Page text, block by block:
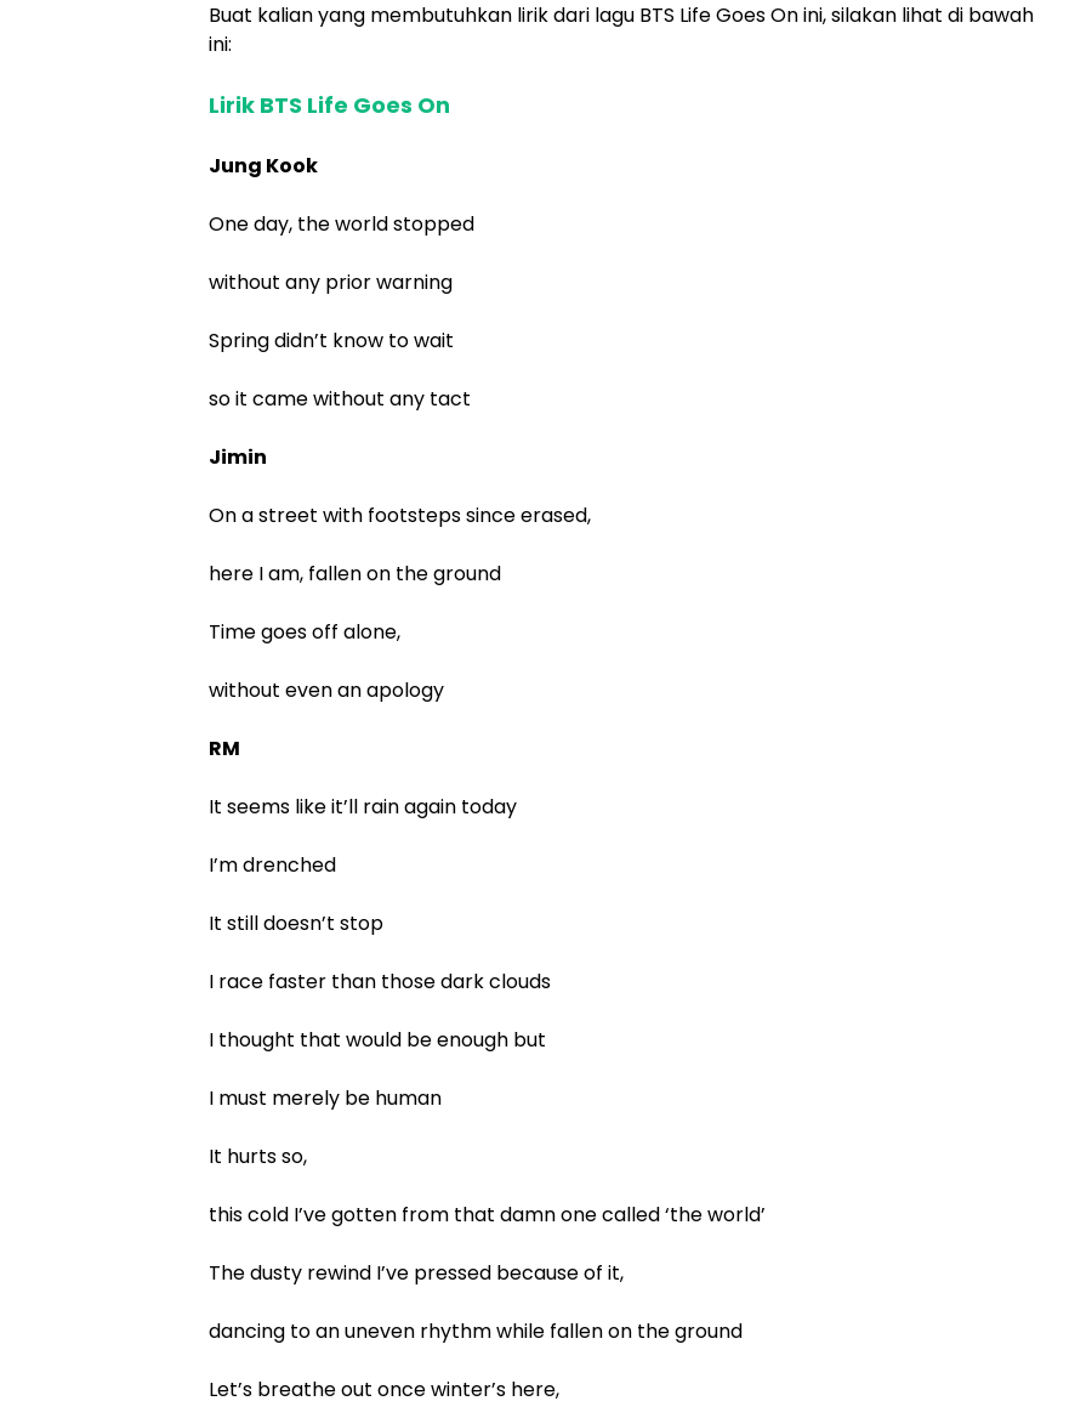
Buat kalian yang membutuhkan lirik dari lagu BTS Life Goes On ini, silakan lihat di bawah
ini:
Lirik BTS Life Goes On
Jung Kook
One day, the world stopped
without any prior warning
Spring didn’t know to wait
so it came without any tact
Jimin
On a street with footsteps since erased,
here I am, fallen on the ground
Time goes off alone,
without even an apology
RM
It seems like it’ll rain again today
I’m drenched
It still doesn’t stop
I race faster than those dark clouds
I thought that would be enough but
I must merely be human
It hurts so,
this cold I’ve gotten from that damn one called ‘the world’
The dusty rewind I’ve pressed because of it,
dancing to an uneven rhythm while fallen on the ground
Let’s breathe out once winter’s here,